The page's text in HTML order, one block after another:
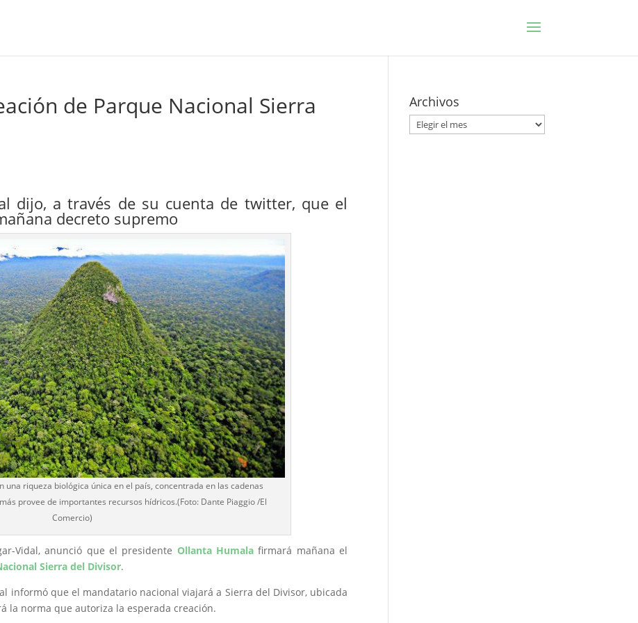
de Parque Nacional Sierra
dijo, a través de su cuenta de twitter, que el
decreto supremo
una riqueza biológica única en el país, concentrada en las cadenas
provee de importantes recursos hídricos.(Foto: Dante Piaggio /El
Comercio)
Vidal, anunció que el presidente Ollanta Humala firmará mañana el
Sierra del Divisor.
informó que el mandatario nacional viajará a Sierra del Divisor, ubicada
la norma que autoriza la esperada creación.
Archivos
Archivos